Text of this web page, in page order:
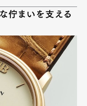
佇まいを支える